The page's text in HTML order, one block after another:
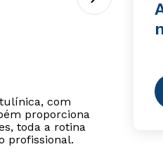
com
proporciona
toda a rotina
profissional.